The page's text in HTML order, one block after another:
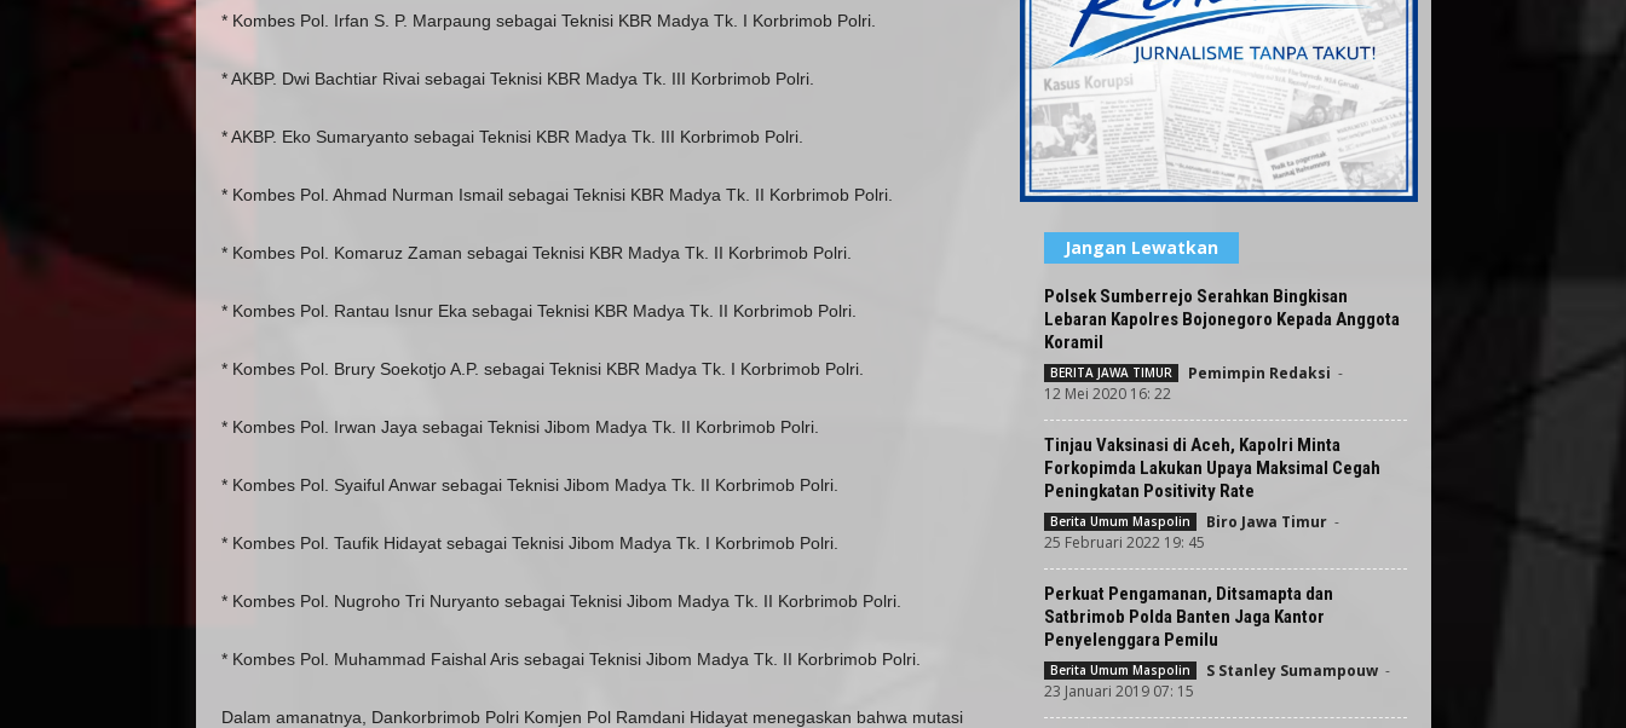
* Kombes Pol. Irfan S. P. Marpaung sebagai Teknisi KBR Madya Tk. I Korbrimob Polri.
* AKBP. Dwi Bachtiar Rivai sebagai Teknisi KBR Madya Tk. III Korbrimob Polri.
* AKBP. Eko Sumaryanto sebagai Teknisi KBR Madya Tk. III Korbrimob Polri.
* Kombes Pol. Ahmad Nurman Ismail sebagai Teknisi KBR Madya Tk. II Korbrimob Polri.
* Kombes Pol. Komaruz Zaman sebagai Teknisi KBR Madya Tk. II Korbrimob Polri.
* Kombes Pol. Rantau Isnur Eka sebagai Teknisi KBR Madya Tk. II Korbrimob Polri.
* Kombes Pol. Brury Soekotjo A.P. sebagai Teknisi KBR Madya Tk. I Korbrimob Polri.
* Kombes Pol. Irwan Jaya sebagai Teknisi Jibom Madya Tk. II Korbrimob Polri.
* Kombes Pol. Syaiful Anwar sebagai Teknisi Jibom Madya Tk. II Korbrimob Polri.
* Kombes Pol. Taufik Hidayat sebagai Teknisi Jibom Madya Tk. I Korbrimob Polri.
* Kombes Pol. Nugroho Tri Nuryanto sebagai Teknisi Jibom Madya Tk. II Korbrimob Polri.
* Kombes Pol. Muhammad Faishal Aris sebagai Teknisi Jibom Madya Tk. II Korbrimob Polri.
Dalam amanatnya, Dankorbrimob Polri Komjen Pol Ramdani Hidayat menegaskan bahwa mutasi
Jangan Lewatkan
Polsek Sumberrejo Serahkan Bingkisan
Lebaran Kapolres Bojonegoro Kepada Anggota
Koramil
BERITA JAWA TIMUR Pemimpin Redaksi -
12 Mei 2020 16: 22
Tinjau Vaksinasi di Aceh, Kapolri Minta
Forkopimda Lakukan Upaya Maksimal Cegah
Peningkatan Positivity Rate
Berita Umum Maspolin Biro Jawa Timur -
25 Februari 2022 19: 45
Perkuat Pengamanan, Ditsamapta dan
Satbrimob Polda Banten Jaga Kantor
Penyelenggara Pemilu
Berita Umum Maspolin S Stanley Sumampouw -
23 Januari 2019 07: 15